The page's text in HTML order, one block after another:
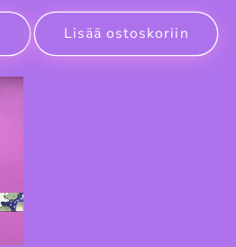
Lisää ostoskoriin